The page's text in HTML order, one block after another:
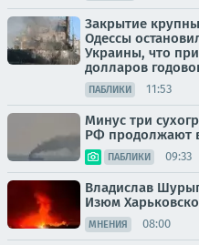
Закрытие
Одессы
Украины, что
долларов
ПАБЛИКИ 11:53
Минус три
РФ продолжают
ПАБЛИКИ 09:33
Владислав
Изюм
МНЕНИЯ 08:00